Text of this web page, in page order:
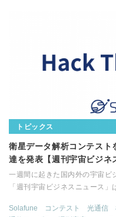
トピックス
衛星データ解析コンテス
達を発表【週刊宇宙ビジネ
一週間に起きた国内外の宇宙ビ
「週刊宇宙ビジネスニュース」
Solafune コンテスト 光通信